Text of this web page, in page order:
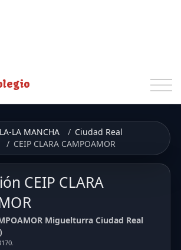
LA MANCHA
Ciudad Real
CEIP CLARA CAMPOAMOR
CEIP CLARA
Miguelturra Ciudad Real